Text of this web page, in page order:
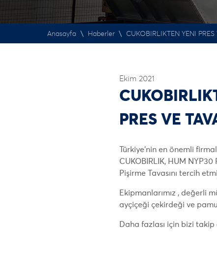
Anasayfa \ Haberler \ CUKOBIRLIKTEN YENI PRES
Ekim 2021
PRES VE
Türkiye’nin en önemli
CUKOBIRLIK, HUM
Pişirme Tavasını tercih
Ekipmanlarımız , değerli
ayçiçeği çekirdeği ve
Daha fazlası için bizi takip